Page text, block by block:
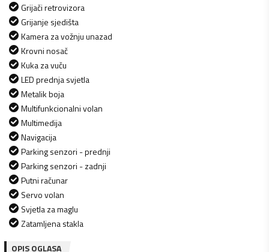
Grijači retrovizora
Grijanje sjedišta
Kamera za vožnju unazad
Krovni nosač
Kuka za vuču
LED prednja svjetla
Metalik boja
Multifunkcionalni volan
Multimedija
Navigacija
Parking senzori - prednji
Parking senzori - zadnji
Putni računar
Servo volan
Svjetla za maglu
Zatamljena stakla
OPIS OGLASA